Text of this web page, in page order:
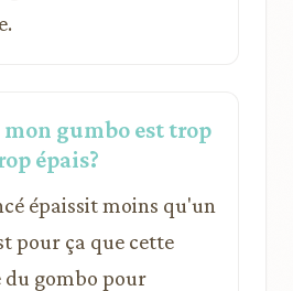
gumbo est trop
épais?
épaissit moins qu'un
pour ça que cette
gombo pour